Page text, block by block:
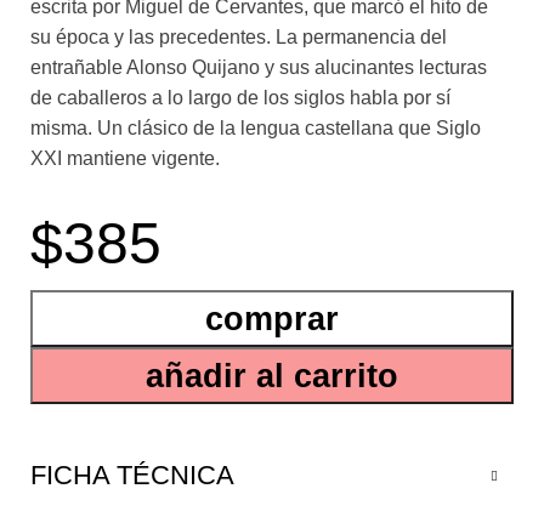
escrita por Miguel de Cervantes, que marcó el hito de
su época y las precedentes. La permanencia del
entrañable Alonso Quijano y sus alucinantes lecturas
de caballeros a lo largo de los siglos habla por sí
misma. Un clásico de la lengua castellana que Siglo
XXI mantiene vigente.
ol, escrita por Miguel de Cervantes, que marcó el hito
de su época y las precedentes. La permanencia del
entrañable Alonso Quijano y sus alucinantes lecturas
de caballeros a lo largo de los siglos habla por sí
misma. Un clásico de la lengua castellana que Siglo
$385
añadir al carrito
comprar
FICHA TÉCNICA